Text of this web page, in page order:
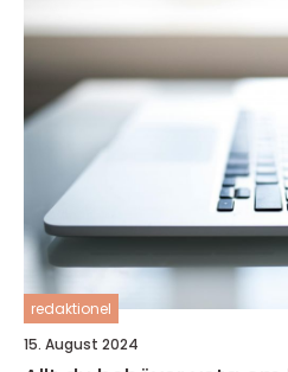
redaktionel
15. August 2024